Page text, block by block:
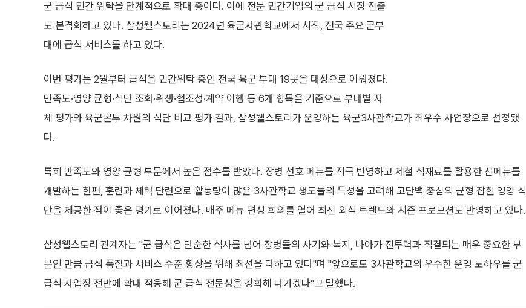
군 급식 민간 위탁을 단계적으로 확대 중이다. 이에 전문 민간기업의 군 급식 시장 진출
도 본격화하고 있다. 삼성웰스토리는 2024년 육군사관학교에서 시작, 전국 주요 군부
대에 급식 서비스를 하고 있다.
이번 평가는 2월부터 급식을 민간위탁 중인 전국 육군 부대 19곳을 대상으로 이뤄졌다.
만족도·영양 균형·식단 조화·위생·협조성·계약 이행 등 6개 항목을 기준으로 부대별 자
체 평가와 육군본부 차원의 식단 비교 평가 결과, 삼성웰스토리가 운영하는 육군3사관학교가 최우수 사업장으로 선정됐
다.
특히 만족도와 영양 균형 부문에서 높은 점수를 받았다. 장병 선호 메뉴를 적극 반영하고 제철 식재료를 활용한 신메뉴를
개발하는 한편, 훈련과 체력 단련으로 활동량이 많은 3사관학교 생도들의 특성을 고려해 고단백 중심의 균형 잡힌 영양 식
단을 제공한 점이 좋은 평가로 이어졌다. 매주 메뉴 편성 회의를 열어 최신 외식 트렌드와 시즌 프로모션도 반영하고 있다.
삼성웰스토리 관계자는 "군 급식은 단순한 식사를 넘어 장병들의 사기와 복지, 나아가 전투력과 직결되는 매우 중요한 부
분인 만큼 급식 품질과 서비스 수준 향상을 위해 최선을 다하고 있다"며 "앞으로도 3사관학교의 우수한 운영 노하우를 군
급식 사업장 전반에 확대 적용해 군 급식 전문성을 강화해 나가겠다"고 말했다.